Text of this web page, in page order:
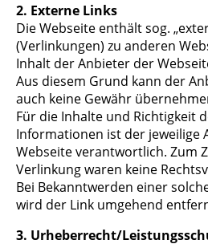
2. Externe Links
Die Webseite enthält sog.
(Verlinkungen) zu anderen
Inhalt der Anbieter der
Aus diesem Grund kann der
auch keine Gewähr
Für die Inhalte und Richtigkeit
Informationen ist der jeweilige
Webseite verantwortlich. Zum
Verlinkung waren keine
Bei Bekanntwerden einer
wird der Link umgehend
3. Urheberrecht/